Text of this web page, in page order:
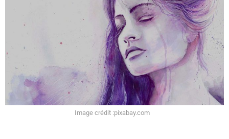
Image crédit :pixabay.com